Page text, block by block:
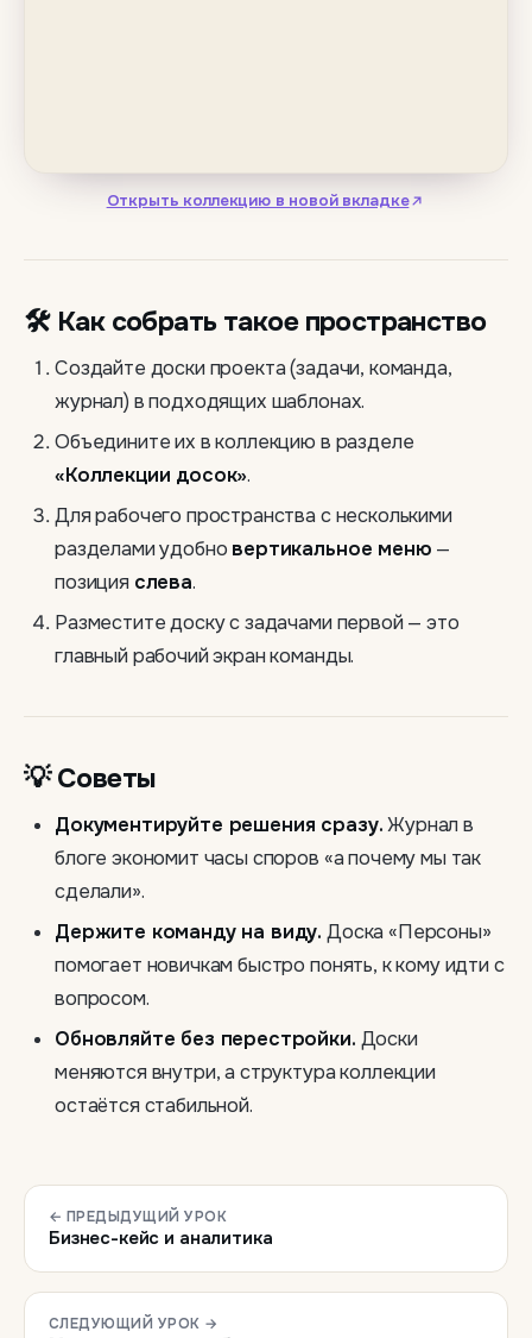
Открыть коллекцию в новой вкладке
🛠 Как собрать такое пространство
Создайте доски проекта (задачи, команда,
журнал) в подходящих шаблонах.
Объедините их в коллекцию в разделе
«Коллекции досок».
Для рабочего пространства с несколькими
разделами удобно вертикальное меню —
позиция слева.
Разместите доску с задачами первой — это
главный рабочий экран команды.
💡 Советы
Документируйте решения сразу.Журнал в
блоге экономит часы споров «а почему мы так
сделали».
Держите команду на виду. Доска «Персоны»
помогает новичкам быстро понять, к кому идти с
вопросом.
Обновляйте без перестройки. Доски
меняются внутри, а структура коллекции
остаётся стабильной.
← ПРЕДЫДУЩИЙ УРОК
Бизнес-кейс и аналитика
СЛЕДУЮЩИЙ УРОК →